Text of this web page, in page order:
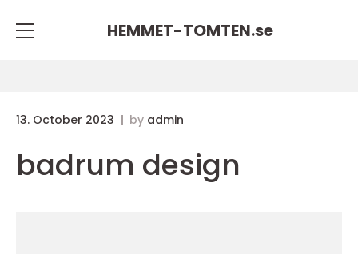
HEMMET-TOMTEN.se
13. October 2023 by admin
badrum design